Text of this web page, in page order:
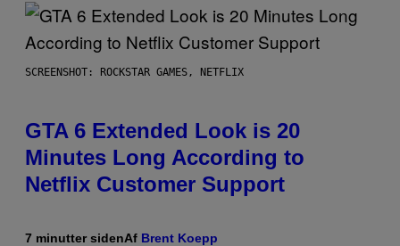
SCREENSHOT: ROCKSTAR GAMES, NETFLIX
GTA 6 Extended Look is 20
Minutes Long According to
Netflix Customer Support
7 minutter sidenAf Brent Koepp